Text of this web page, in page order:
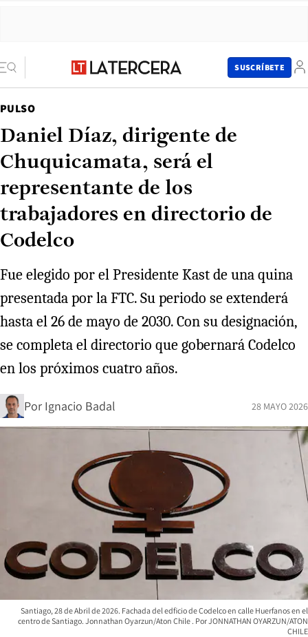
SUSCRÍBETE
PULSO
Daniel Díaz, dirigente de
Chuquicamata, será el
representante de los
trabajadores en directorio de
Codelco
Fue elegido por el Presidente Kast de una quina
presentada por la FTC. Su periodo se extenderá
hasta el 26 de mayo de 2030. Con su designación,
se completa el directorio que gobernará Codelco
en los próximos cuatro años.
Por Ignacio Badal 28 MAYO 2026
Santiago, 28 de Abril de 2026. Fachada del edficio de Codelco en calle Huerfanos en el
centro de Santiago. Jonnathan Oyarzun/Aton Chile
JONNATHAN OYARZUN/ATON
CHILE